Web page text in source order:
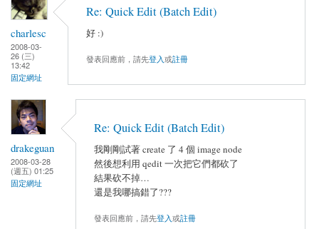
charlesc
2008-03-
26 (三)
13:42
固定網址
Re: Quick Edit (Batch Edit)
好 :)
發表回應前，請先登入或註冊
drakeguan
2008-03-28
(週五) 01:25
固定網址
Re: Quick Edit (Batch Edit)
我剛剛試著 create 了 4 個 image node
然後想利用 qedit 一次把它們都砍了
結果砍不掉…
還是我哪搞錯了???
發表回應前，請先登入或註冊